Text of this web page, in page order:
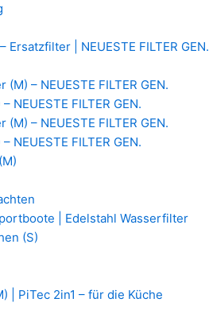
| NEUESTE FILTER GEN.
– NEUESTE FILTER GEN.
NEUESTE FILTER GEN.
– NEUESTE FILTER GEN.
NEUESTE FILTER GEN.
| Edelstahl Wasserfilter
(S)
| PiTec 2in1 – für die Küche